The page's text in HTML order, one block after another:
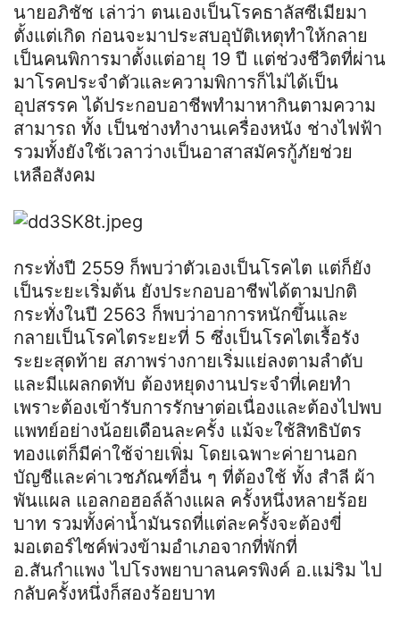
นายอภิชัช เล่าว่า ตนเองเป็นโรคธาลัสซีเมียมา
ตั้งแต่เกิด ก่อนจะมาประสบอุบัติเหตุทำให้กลาย
เป็นคนพิการมาตั้งแต่อายุ 19 ปี แต่ช่วงชีวิตที่ผ่าน
มาโรคประจำตัวและความพิการก็ไม่ได้เป็น
อุปสรรค ได้ประกอบอาชีพทำมาหากินตามความ
สามารถ ทั้ง เป็นช่างทำงานเครื่องหนัง ช่างไฟฟ้า
รวมทั้งยังใช้เวลาว่างเป็นอาสาสมัครกู้ภัยช่วย
เหลือสังคม
กระทั่งปี 2559 ก็พบว่าตัวเองเป็นโรคไต แต่ก็ยัง
เป็นระยะเริ่มต้น ยังประกอบอาชีพได้ตามปกติ
กระทั่งในปี 2563 ก็พบว่าอาการหนักขึ้นและ
กลายเป็นโรคไตระยะที่ 5 ซึ่งเป็นโรคไตเรื้อรัง
ระยะสุดท้าย สภาพร่างกายเริ่มแย่ลงตามลำดับ
และมีแผลกดทับ ต้องหยุดงานประจำที่เคยทำ
เพราะต้องเข้ารับการรักษาต่อเนื่องและต้องไปพบ
แพทย์อย่างน้อยเดือนละครั้ง แม้จะใช้สิทธิบัตร
ทองแต่ก็มีค่าใช้จ่ายเพิ่ม โดยเฉพาะค่ายานอก
บัญชีและค่าเวชภัณฑ์อื่น ๆ ที่ต้องใช้ ทั้ง สำลี ผ้า
พันแผล แอลกอฮอล์ล้างแผล ครั้งหนึ่งหลายร้อย
บาท รวมทั้งค่าน้ำมันรถที่แต่ละครั้งจะต้องขี่
มอเตอร์ไซค์พ่วงข้ามอำเภอจากที่พักที่
อ.สันกำแพง ไปโรงพยาบาลนครพิงค์ อ.แม่ริม ไป
กลับครั้งหนึ่งก็สองร้อยบาท